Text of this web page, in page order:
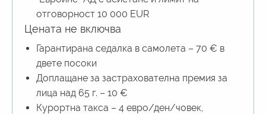
отговорност 10 000 EUR
Цената не включва
Гарантирана седалка в самолета – 70 € в
двете посоки
Доплащане за застрахователна премия за
лица над 65 г. – 10 €
Курортна такса – 4 евро/ден/човек,